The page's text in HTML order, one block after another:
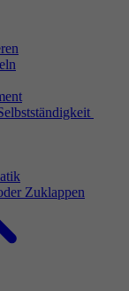
Zuklappen